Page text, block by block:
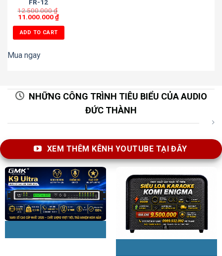
FR-12
12.500.000₫
11.000.000₫
ADD TO CART
Mua ngay
NHỮNG CÔNG TRÌNH TIÊU BIỂU CỦA AUDIO
ĐỨC THÀNH
XEM THÊM KÊNH YOUTUBE TẠI ĐÂY